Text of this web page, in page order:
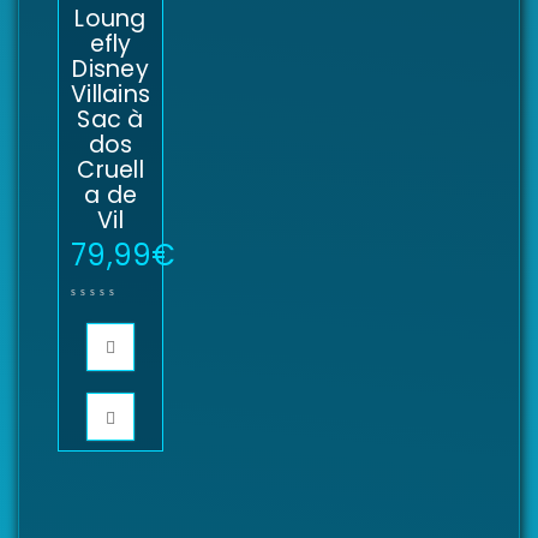
Loung
efly
Disney
Villains
Sac à
dos
Cruell
a de
Vil
79,99€